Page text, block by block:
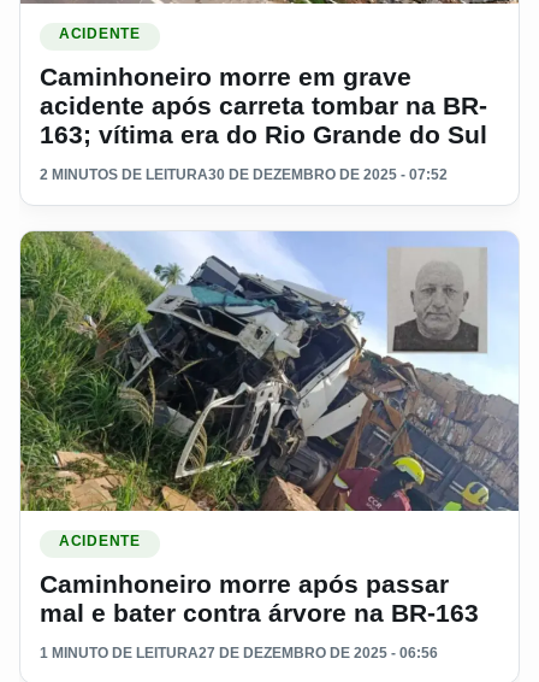
ACIDENTE
Caminhoneiro morre em grave
acidente após carreta tombar na BR-
163; vítima era do Rio Grande do Sul
2 MINUTOS DE LEITURA30 DE DEZEMBRO DE 2025 - 07:52
ACIDENTE
Caminhoneiro morre após passar
mal e bater contra árvore na BR-163
1 MINUTO DE LEITURA27 DE DEZEMBRO DE 2025 - 06:56